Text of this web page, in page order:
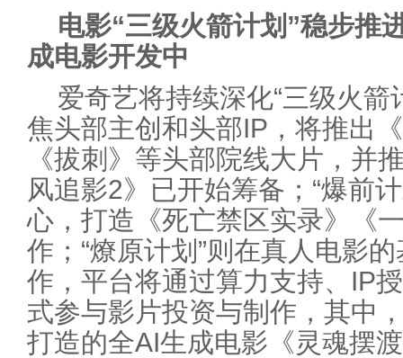
电影“三级火箭计划”稳步推
成电影开发中
爱奇艺将持续深化“三级火箭
焦头部主创和头部IP，将推出
《拔刺》等头部院线大片，并
风追影2》已开始筹备；“爆前
心，打造《死亡禁区实录》《
作；“燎原计划”则在真人电影
作，平台将通过算力支持、IP
式参与影片投资与制作，其中
打造的全AI生成电影《灵魂摆